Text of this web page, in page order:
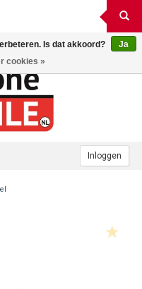
Inloggen
Is dat akkoord?
Ja
cookies »